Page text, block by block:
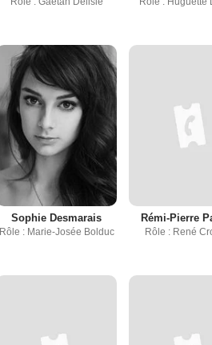
Sophie Desmarais
Rôle : Marie-Josée Bolduc
Rémi-Pierre
Rôle : René